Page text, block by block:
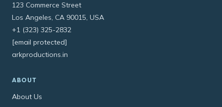
123 Commerce Street
Los Angeles, CA 90015, USA
+1 (323) 325-2832
[email protected]
arkproductions.in
ABOUT
About Us